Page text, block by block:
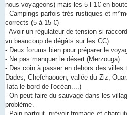
nous voyageons) mais les 5 l 1€ en
- Campings parfois très rustiques et
corrects (5 à 15 €)
- Avoir un régulateur de tension si
vu beaucoup de dégâts sur les CC)
- Deux forums bien pour préparer le
- Ne pas manquer le désert (Merzouga)
- Des coin à passer en dehors des villes
Dades, Chefchaouen, vallée du Ziz,
Tata le bord de l'océan....)
- On peut faire du sauvage dans les
problème.